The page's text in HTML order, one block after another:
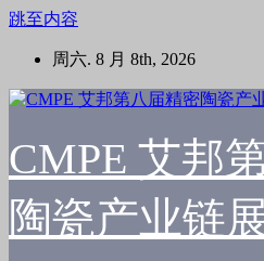
跳至内容
周六. 8 月 8th, 2026
CMPE 艾邦
陶瓷产业链